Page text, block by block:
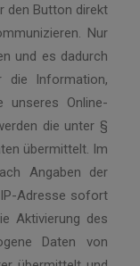
den Button direkt
Nur
und es dadurch
die Information,
unseres Online-
die unter §
übermittelt. Im
Angaben der
Adresse sofort
Aktivierung des
Daten von